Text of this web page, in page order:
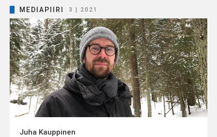
MEDIAPIIRI 3 | 2021
Juha Kauppinen